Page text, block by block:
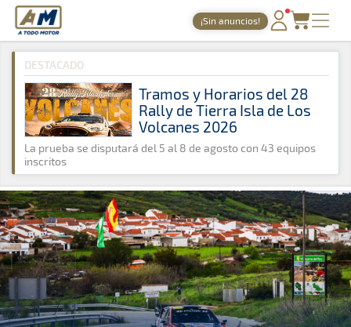
A Todo Motor · Revista del motor desde 1999
¡Sin anuncios!
PORTADA
TIEMPOS ONLINE
NOTICIAS
AGENDA
GALERÍAS
TIENDA
ARCHIVO
A Todo Motor » Noticias » ERC
DESTACADO
Tramos y Horarios del 28
Rally de Tierra Isla de Los
Volcanes 2026
La prueba se disputará del 5 al 8 de agosto con 43 equipos
inscritos